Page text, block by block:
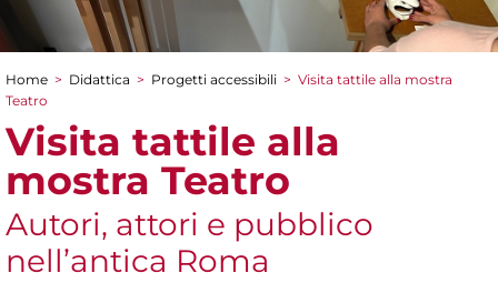
Tu sei qui
Home > Didattica > Progetti accessibili > Visita tattile alla mostra
Teatro
Visita tattile alla
mostra Teatro
Autori, attori e pubblico
nell’antica Roma